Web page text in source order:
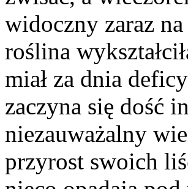
widoczny zaraz
roślina
miał za dnia
zaczyna się dość
niezauważalny
przyrost swoich